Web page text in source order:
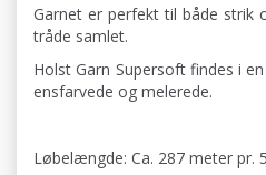
Garnet er perfekt til både strik
tråde samlet.
Holst Garn Supersoft findes i
ensfarvede og melerede.
Løbelængde: Ca. 287 meter pr.